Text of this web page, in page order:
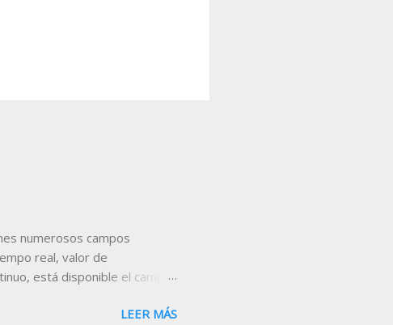
numerosos campos
real, valor de
está disponible el campo
añádelo en la cabecera
LEER MÁS